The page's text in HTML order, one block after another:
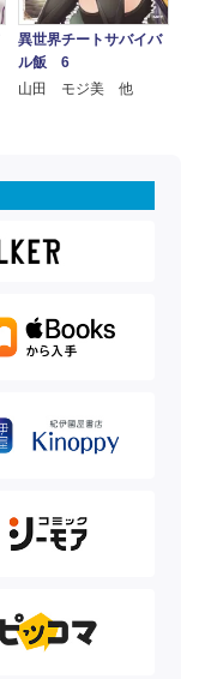
異世界チートサバイバ
ル飯 6
山田 モジ美 他